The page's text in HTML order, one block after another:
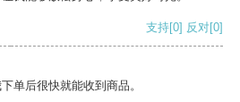
支持[0] 反对[0]
单后很快就能收到商品。